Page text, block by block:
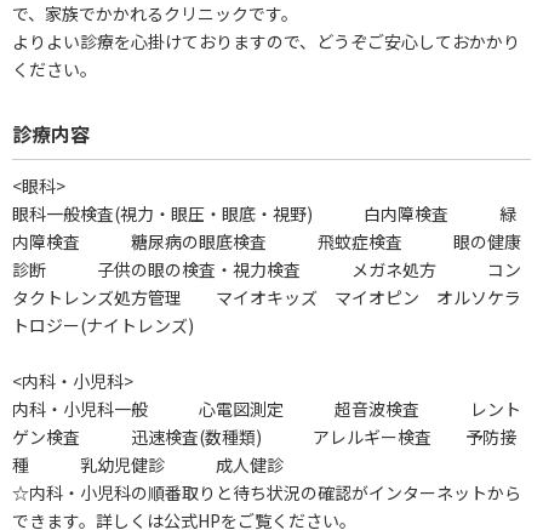
で、家族でかかれるクリニックです。
よりよい診療を心掛けておりますので、どうぞご安心しておかかり
ください。
診療内容
<眼科>
眼科一般検査(視力・眼圧・眼底・視野) 白内障検査 緑
内障検査 糖尿病の眼底検査 飛蚊症検査 眼の健康
診断 子供の眼の検査・視力検査 メガネ処方 コン
タクトレンズ処方管理 マイオキッズ マイオピン オルソケラ
トロジー(ナイトレンズ)
<内科・小児科>
内科・小児科一般 心電図測定 超音波検査 レント
ゲン検査 迅速検査(数種類) アレルギー検査 予防接
種 乳幼児健診 成人健診
☆内科・小児科の順番取りと待ち状況の確認がインターネットから
できます。詳しくは公式HPをご覧ください。